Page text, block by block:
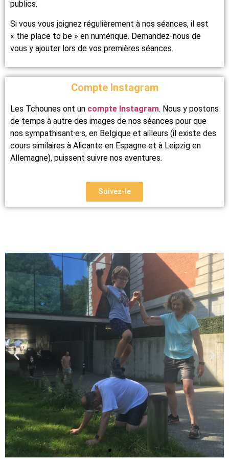
publics.
Si vous vous joignez régulièrement à nos séances, il est
« the place to be » en numérique. Demandez-nous de
vous y ajouter lors de vos premières séances.
Compte Instagram
Les Tchounes ont un compte Instagram. Nous y postons
de temps à autre des images de nos séances pour que
nos sympathisant·e·s, en Belgique et ailleurs (il existe des
cours similaires à Alicante en Espagne et à Leipzig en
Allemagne), puissent suivre nos aventures.
Suivez-le